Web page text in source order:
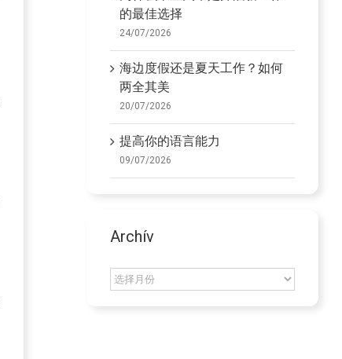
的最佳选择
24/07/2026
海边度假还是夏天工作？如何
两全其美
20/07/2026
提高你的语言能力
09/07/2026
Archív
Archív